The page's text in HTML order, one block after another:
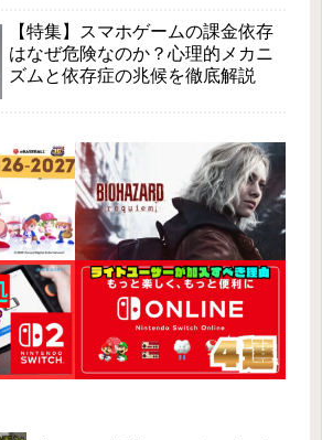
【特集】スマホゲームの課金依存
はなぜ危険なのか？心理的メカニ
ズムと依存症の兆候を徹底解説